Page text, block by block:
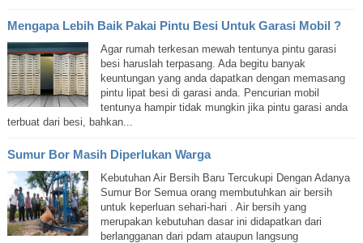
Mengapa Lebih Baik Pakai Pintu Besi Untuk Garasi Mobil ?
Agar rumah terkesan mewah tentunya pintu garasi
besi haruslah terpasang. Ada begitu banyak
keuntungan yang anda dapatkan dengan memasang
pintu lipat besi di garasi anda. Pencurian mobil
tentunya hampir tidak mungkin jika pintu garasi anda
terbuat dari besi, bahkan...
Sumur Bor Masih Diperlukan Warga
Kebutuhan Air Bersih Baru Tercukupi Dengan Adanya
Sumur Bor Semua orang membutuhkan air bersih
untuk keperluan sehari-hari . Air bersih yang
merupakan kebutuhan dasar ini didapatkan dari
berlangganan dari pdam ataupun langsung